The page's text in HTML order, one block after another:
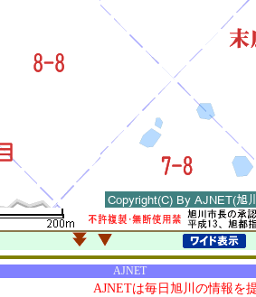
AJNET
AJNETは毎日旭川の情報を